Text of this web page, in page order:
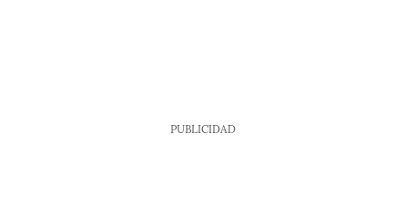
PUBLICIDAD